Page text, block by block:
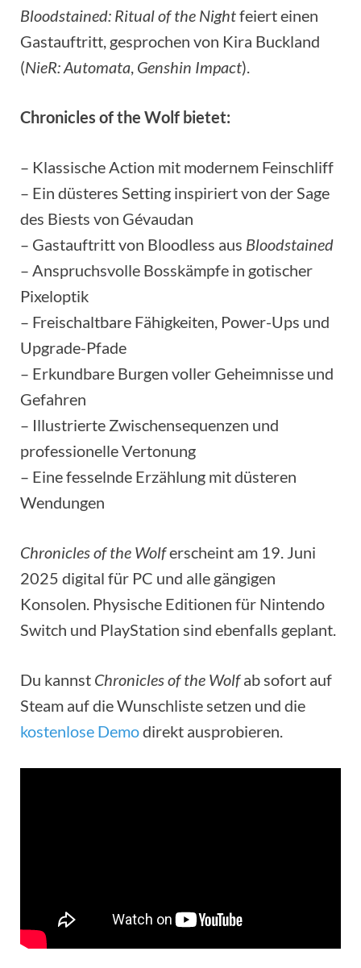
Bloodstained: Ritual of the Nightfeiert einen
Gastauftritt, gesprochen von Kira Buckland
(NieR: Automata, Genshin Impact).
Chronicles of the Wolf bietet:
– Klassische Action mit modernem Feinschliff
– Ein düsteres Setting inspiriert von der Sage
des Biests von Gévaudan
– Gastauftritt von Bloodless aus Bloodstained
– Anspruchsvolle Bosskämpfe in gotischer
Pixeloptik
– Freischaltbare Fähigkeiten, Power-Ups und
Upgrade-Pfade
– Erkundbare Burgen voller Geheimnisse und
Gefahren
– Illustrierte Zwischensequenzen und
professionelle Vertonung
– Eine fesselnde Erzählung mit düsteren
Wendungen
Chronicles of the Wolferscheint am 19. Juni
2025 digital für PC und alle gängigen
Konsolen. Physische Editionen für Nintendo
Switch und PlayStation sind ebenfalls geplant.
Du kannst Chronicles of the Wolfab sofort auf
Steam auf die Wunschliste setzen und die
kostenlose Demodirekt ausprobieren.